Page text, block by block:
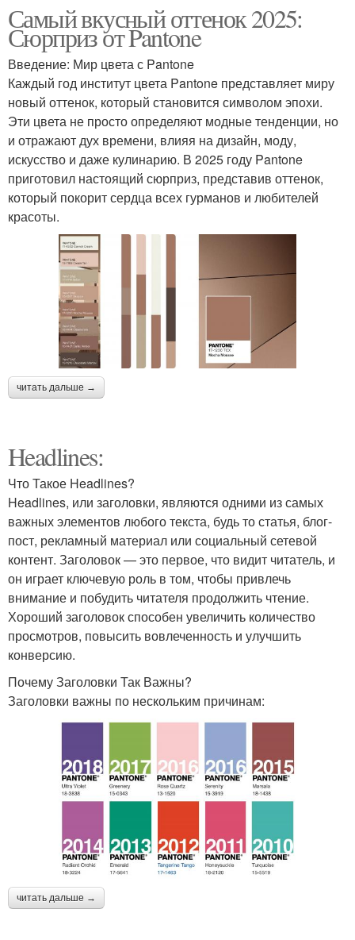
Самый вкусный оттенок 2025:
Сюрприз от Pantone
Введение: Мир цвета с Pantone
Каждый год институт цвета Pantone представляет миру
новый оттенок, который становится символом эпохи.
Эти цвета не просто определяют модные тенденции, но
и отражают дух времени, влияя на дизайн, моду,
искусство и даже кулинарию. В 2025 году Pantone
приготовил настоящий сюрприз, представив оттенок,
который покорит сердца всех гурманов и любителей
красоты.
читать дальше →
Headlines:
Что Такое Headlines?
Headlines, или заголовки, являются одними из самых
важных элементов любого текста, будь то статья, блог-
пост, рекламный материал или социальный сетевой
контент. Заголовок — это первое, что видит читатель, и
он играет ключевую роль в том, чтобы привлечь
внимание и побудить читателя продолжить чтение.
Хороший заголовок способен увеличить количество
просмотров, повысить вовлеченность и улучшить
конверсию.
Почему Заголовки Так Важны?
Заголовки важны по нескольким причинам:
читать дальше →